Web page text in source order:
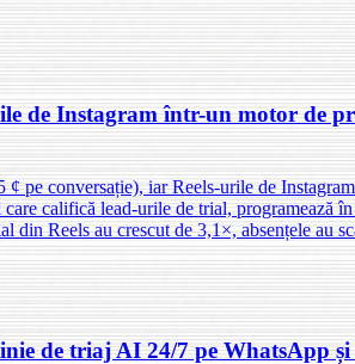
de Instagram într-un motor
pe conversație), iar Reels-urile de
califică lead-urile de trial,
Reels au crescut de 3,1×, absențele au
de triaj AI 24/7 pe WhatsApp